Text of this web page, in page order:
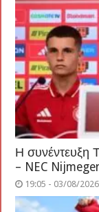
Η συνέντευξη
– NEC
19:05 - 03/08/2026